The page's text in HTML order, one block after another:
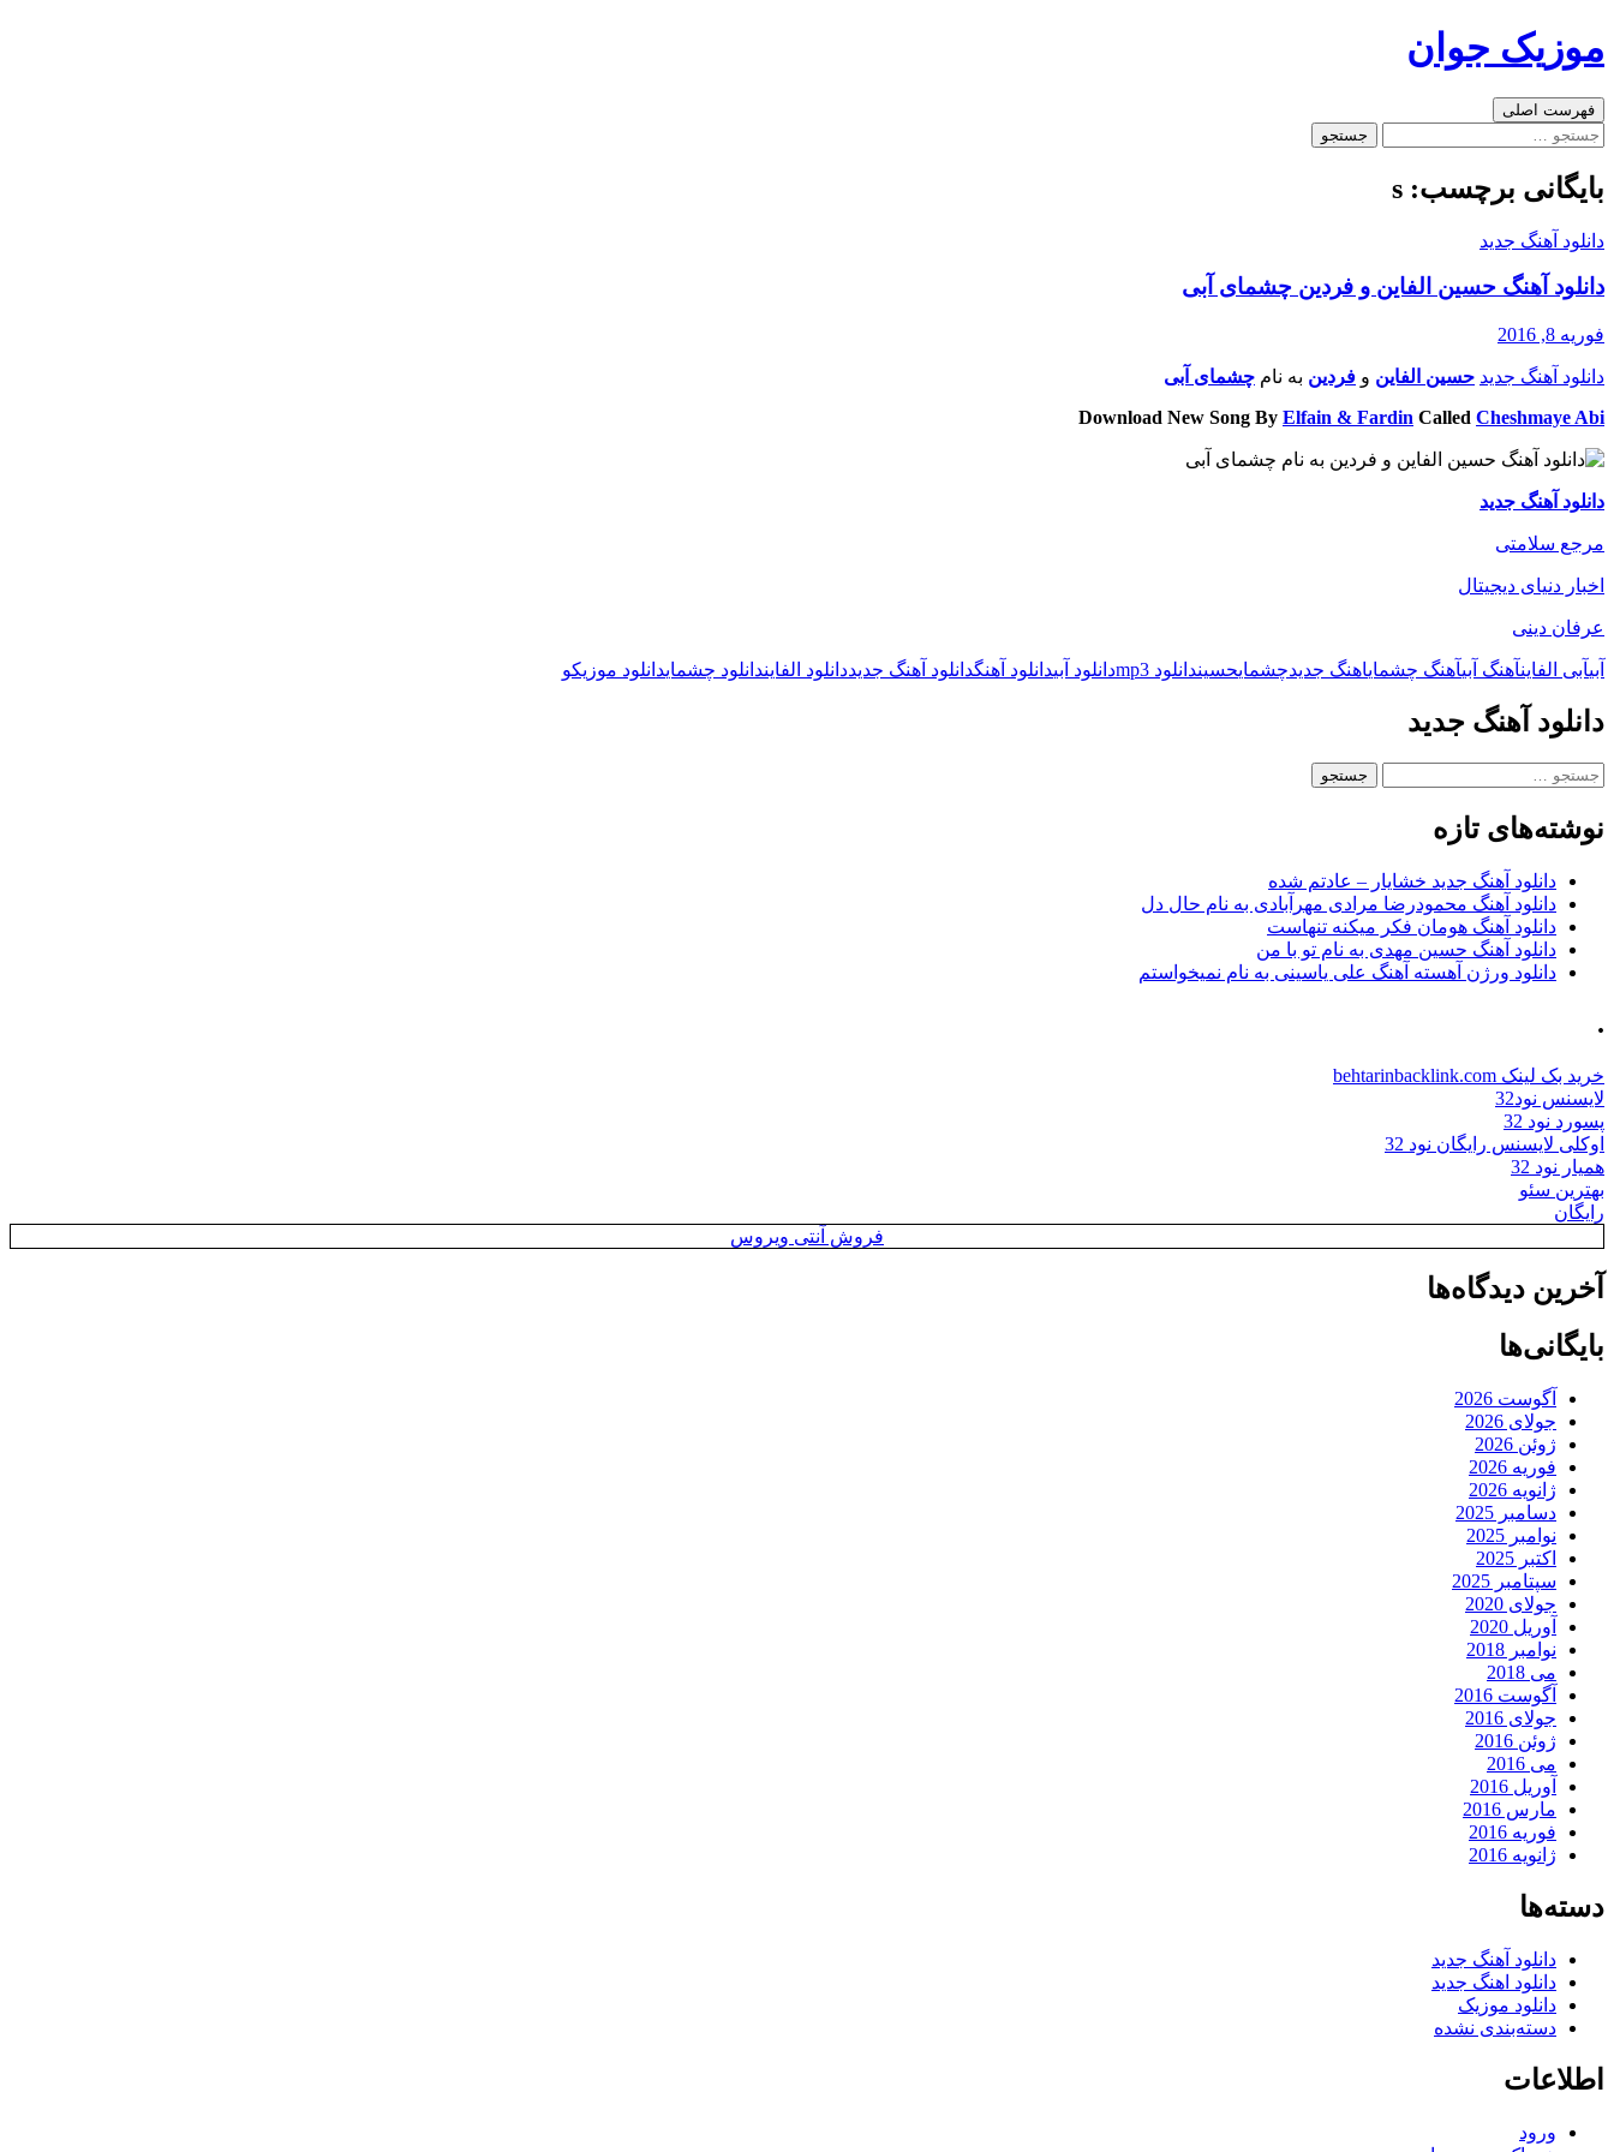
به
موزیک جوان
جست‌وجو
فهرست اصلی
جستجو
بایگانی برچسب: s
دانلود آهنگ جدید
دانلود آهنگ حسین الفاین و فردین چشمای آبی
فوریه 8, 2016
دانلود آهنگ جدید حسین الفاین و فردین به نام چشمای آبی
Download New Song By Elfain & Fardin Called Cheshmaye Abi
دانلود آهنگ جدید
مرجع سلامتی
اخبار دنیای دیجیتال
عرفان دینی
آبیآبی الفاینآهنگ آبیآهنگ چشمایاهنگ جدیدچشمایحسیندانلود mp3 دانلود آبیدانلود آهنگدانلود آهنگ جدیددانلود الفایندانلود چشمایدانلود موزیکو
دانلود آهنگ جدید
جستجو
نوشته‌های تازه
دانلود آهنگ جدید خشایار – عادتم شده
دانلود آهنگ محمودرضا مرادی مهرآبادی به نام حال دل
دانلود آهنگ هومان فکر میکنه تنهاست
دانلود آهنگ حسین مهدی به نام تو با من
دانلود ورژن آهسته آهنگ علی یاسینی به نام نمیخواستم
.
خرید بک لینک behtarinbacklink.com
لایسنس نود32
پسورد نود 32
اوکلی لایسنس رایگان نود 32
همیار نود 32
بهترین سئو
رایگان
فروش آنتی ویروس
آخرین دیدگاه‌ها
بایگانی‌ها
آگوست 2026
جولای 2026
ژوئن 2026
فوریه 2026
ژانویه 2026
دسامبر 2025
نوامبر 2025
اکتبر 2025
سپتامبر 2025
جولای 2020
آوریل 2020
نوامبر 2018
می 2018
آگوست 2016
جولای 2016
ژوئن 2016
می 2016
آوریل 2016
مارس 2016
فوریه 2016
ژانویه 2016
دسته‌ها
دانلود آهنگ جدید
دانلود اهنگ جدید
دانلود موزیک
دسته‌بندی نشده
اطلاعات
ورود